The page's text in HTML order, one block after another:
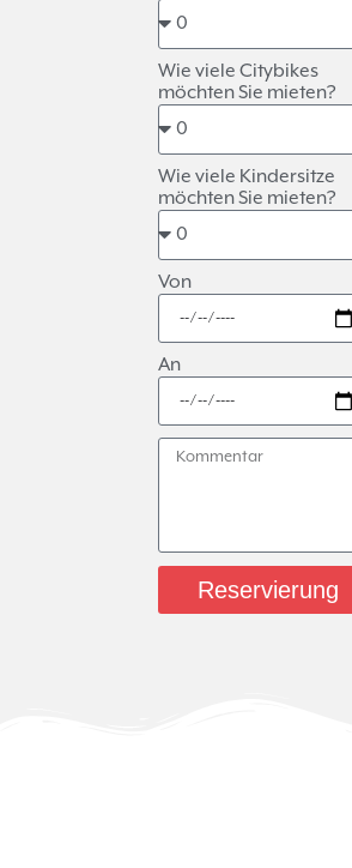
Wie viele Citybikes
möchten Sie mieten?
Wie viele Kindersitze
möchten Sie mieten?
Von
An
Reservierung